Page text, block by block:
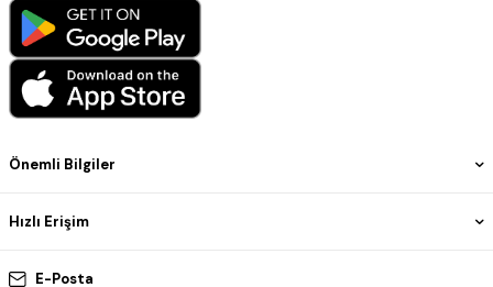
E-Posta
Önemli Bilgiler
Hızlı Erişim